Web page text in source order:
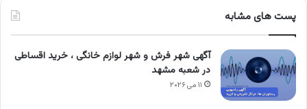
پست های مشابه
آگهی شهر فرش و شهر لوازم خانگی ، خرید اقساطی
در شعبه مشهد
۱۱ می ۲۰۲۶